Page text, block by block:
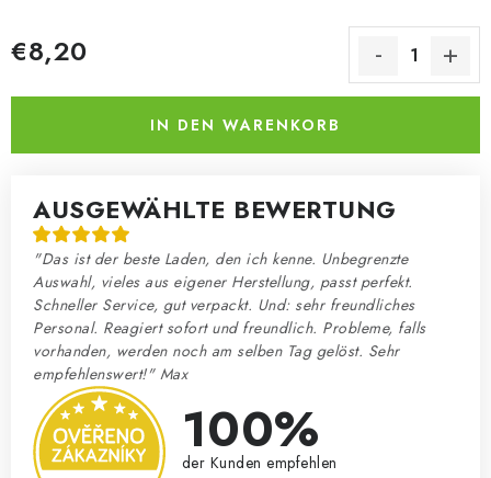
€8,20
IN DEN WARENKORB
AUSGEWÄHLTE BEWERTUNG
"Das ist der beste Laden, den ich kenne. Unbegrenzte
Auswahl, vieles aus eigener Herstellung, passt perfekt.
Schneller Service, gut verpackt. Und: sehr freundliches
Personal. Reagiert sofort und freundlich. Probleme, falls
vorhanden, werden noch am selben Tag gelöst. Sehr
empfehlenswert!" Max
100%
der Kunden empfehlen